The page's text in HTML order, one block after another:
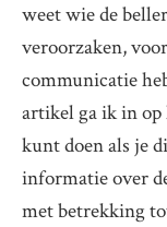
weet wie de
veroorzaken,
communicatie
artikel ga ik in op
kunt doen als je
informatie over
met betrekking